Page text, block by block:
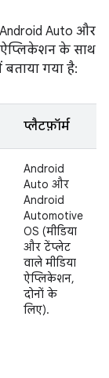
Auto और
ऐप्लिकेशन के साथ
गया है:
प्लैटफ़ॉर्म
Android
Auto और
Android
Automotive
OS (मीडिया
और टेंप्लेट
वाले मीडिया
ऐप्लिकेशन,
दोनों के
लिए).